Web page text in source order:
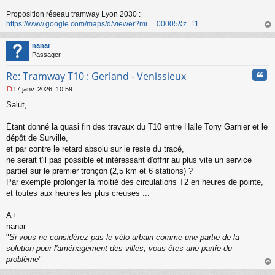
n
l
u
Proposition réseau tramway Lyon 2030 :
https://www.google.com/maps/d/viewer?mi ... 00005&z=11
au
nanar
Passager
Re: Tramway T10 : Gerland - Venissieux
e
s
a
g
n
o
n
u
17 janv. 2026, 10:59
Salut,
Étant donné la quasi fin des travaux du T10 entre Halle Tony Garnier et le
dépôt de Surville,
et par contre le retard absolu sur le reste du tracé,
ne serait t'il pas possible et intéressant d'offrir au plus vite un service
partiel sur le premier tronçon (2,5 km et 6 stations) ?
Par exemple prolonger la moitié des circulations T2 en heures de pointe,
et toutes aux heures les plus creuses ...
A+
nanar
"Si vous ne considérez pas le vélo urbain comme une partie de la
solution pour l'aménagement des villes, vous êtes une partie du
problème"
au